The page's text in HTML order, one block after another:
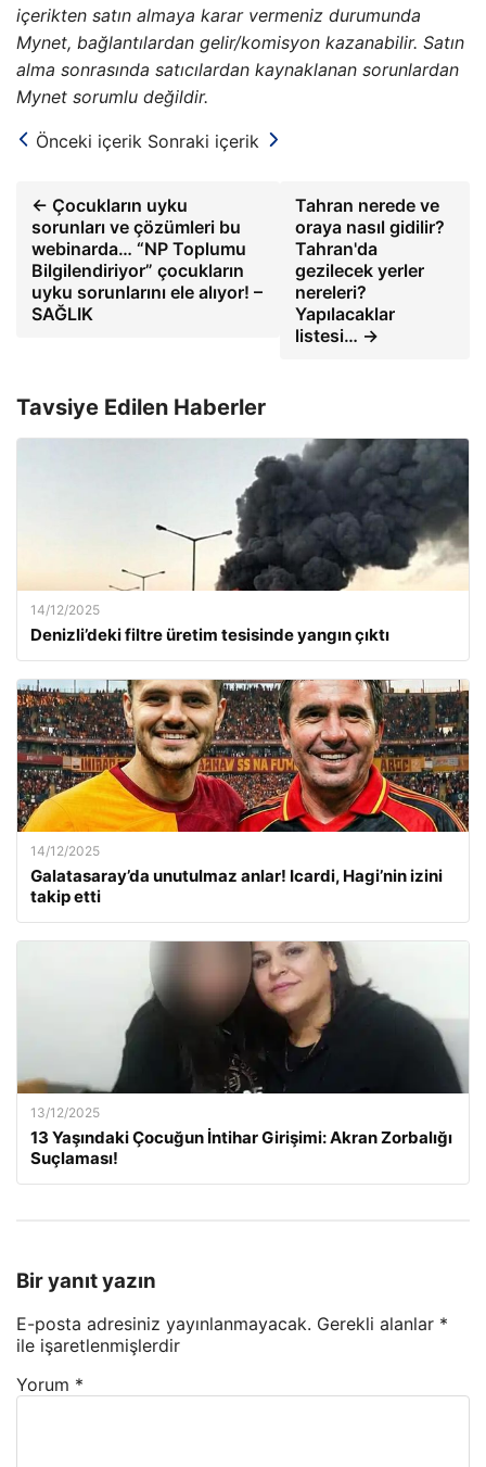
içerikten satın almaya karar vermeniz durumunda
Mynet, bağlantılardan gelir/komisyon kazanabilir. Satın
alma sonrasında satıcılardan kaynaklanan sorunlardan
Mynet sorumlu değildir.
Önceki içerik Sonraki içerik
← Çocukların uyku
sorunları ve çözümleri bu
webinarda… “NP Toplumu
Bilgilendiriyor” çocukların
uyku sorunlarını ele alıyor! –
SAĞLIK
Tahran nerede ve
oraya nasıl gidilir?
Tahran'da
gezilecek yerler
nereleri?
Yapılacaklar
listesi… →
Tavsiye Edilen Haberler
14/12/2025
Denizli’deki filtre üretim tesisinde yangın çıktı
14/12/2025
Galatasaray’da unutulmaz anlar! Icardi, Hagi’nin izini
takip etti
13/12/2025
13 Yaşındaki Çocuğun İntihar Girişimi: Akran Zorbalığı
Suçlaması!
Bir yanıt yazın
E-posta adresiniz yayınlanmayacak. Gerekli alanlar *
ile işaretlenmişlerdir
Yorum *